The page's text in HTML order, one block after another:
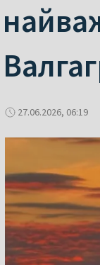
27.06.2026, 06:19